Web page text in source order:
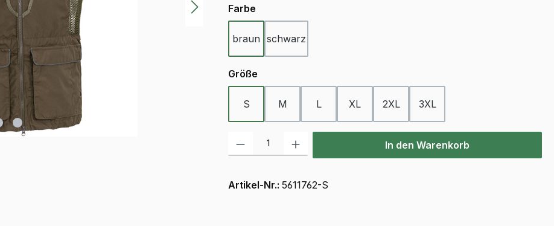
Farbe
braun schwarz
Größe
S M L XL 2XL 3XL
Produkt Anzahl: Gib den gewünschten Wert ein oder benutze die Schaltflächen
In den Warenkorb
Artikel-Nr.: 5611762-S